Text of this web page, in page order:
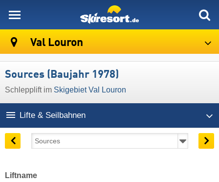
Val Louron
Sources (Baujahr 1978)
Schlepplift im Skigebiet Val Louron
Lifte & Seilbahnen
Liftname